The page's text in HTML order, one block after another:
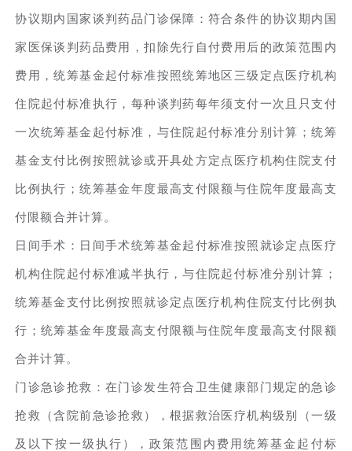
协议期内国家谈判药品门诊保障：符合条件的协议期内国
家医保谈判药品费用，扣除先行自付费用后的政策范围内
费用，统筹基金起付标准按照统筹地区三级定点医疗机构
住院起付标准执行，每种谈判药每年须支付一次且只支付
一次统筹基金起付标准，与住院起付标准分别计算；统筹
基金支付比例按照就诊或开具处方定点医疗机构住院支付
比例执行；统筹基金年度最高支付限额与住院年度最高支
付限额合并计算。
日间手术：日间手术统筹基金起付标准按照就诊定点医疗
机构住院起付标准减半执行，与住院起付标准分别计算；
统筹基金支付比例按照就诊定点医疗机构住院支付比例执
行；统筹基金年度最高支付限额与住院年度最高支付限额
合并计算。
门诊急诊抢救：在门诊发生符合卫生健康部门规定的急诊
抢救（含院前急诊抢救），根据救治医疗机构级别（一级
及以下按一级执行），政策范围内费用统筹基金起付标